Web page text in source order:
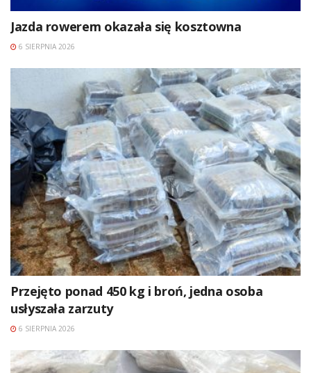
Jazda rowerem okazała się kosztowna
6 SIERPNIA 2026
Przejęto ponad 450 kg i broń, jedna osoba
usłyszała zarzuty
6 SIERPNIA 2026